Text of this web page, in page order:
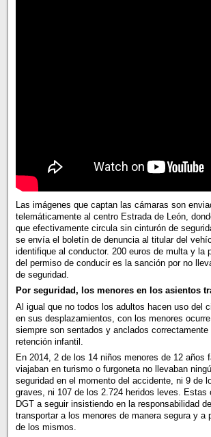
Las imágenes que captan las cámaras son
telemáticamente al centro Estrada de León,
que efectivamente circula sin cinturón de
se envía el boletín de denuncia al titular del
identifique al conductor. 200 euros de multa y la
del permiso de conducir es la sanción por no
de seguridad.
Por seguridad, los menores en los asientos
Al igual que no todos los adultos hacen uso del
en sus desplazamientos, con los menores
siempre son sentados y anclados
retención infantil.
En 2014, 2 de los 14 niños menores de 12 años
viajaban en turismo o furgoneta no llevaban
seguridad en el momento del accidente, ni 9 de
graves, ni 107 de los 2.724 heridos leves. Estas
DGT a seguir insistiendo en la responsabilidad
transportar a los menores de manera segura y a
de los mismos.